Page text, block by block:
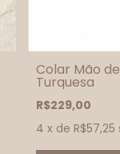
Colar Mão
Turquesa
R$229,00
4 x de R$57,25